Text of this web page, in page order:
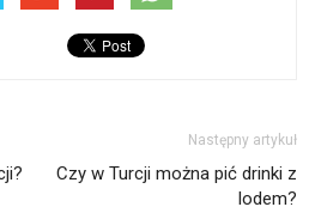
Następny artykuł
Czy w Turcji można pić drinki z
lodem?